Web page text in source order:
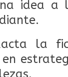
idea a
la